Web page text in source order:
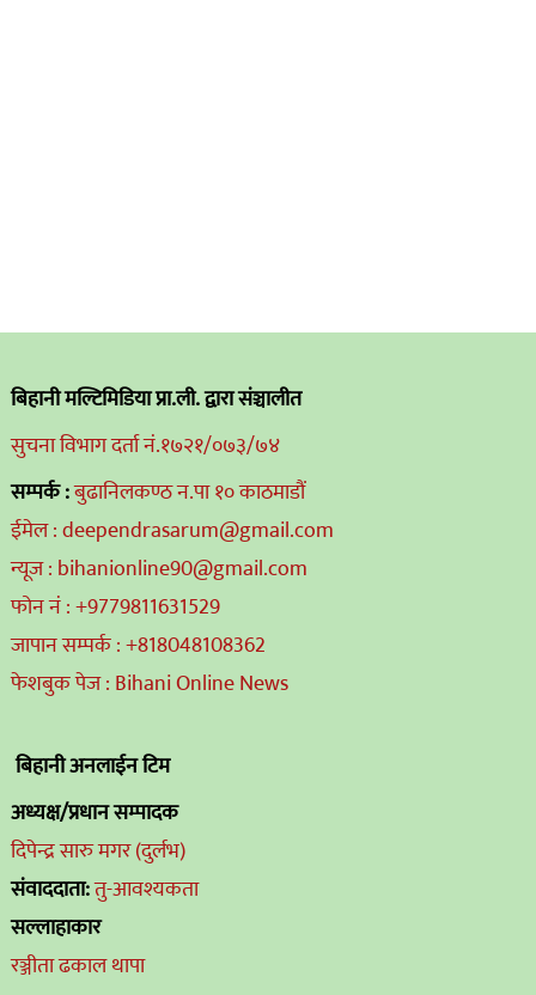
बिहानी मल्टिमिडिया प्रा.ली. द्वारा संञ्चालीत
सुचना विभाग दर्ता नं.१७२१/०७३/७४
सम्पर्क :बुढानिलकण्ठ न.पा १० काठमाडौं
ईमेल : deependrasarum@gmail.com
न्यूज : bihanionline90@gmail.com
फोन नं : +9779811631529
जापान सम्पर्क : +818048108362
फेशबुक पेज : Bihani Online News
बिहानी अनलाईन टिम
अध्यक्ष/प्रधान सम्पादक
दिपेन्द्र सारु मगर (दुर्लभ)
संवाददाता:तु-आवश्यकता
सल्लाहाकार
रञ्जीता ढकाल थापा